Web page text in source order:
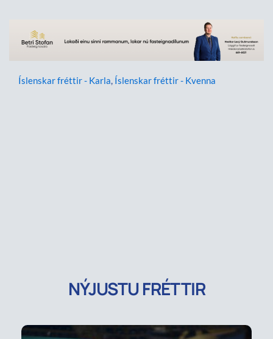
Íslenskar fréttir - Karla, Íslenskar fréttir - Kvenna
NÝJUSTU FRÉTTIR